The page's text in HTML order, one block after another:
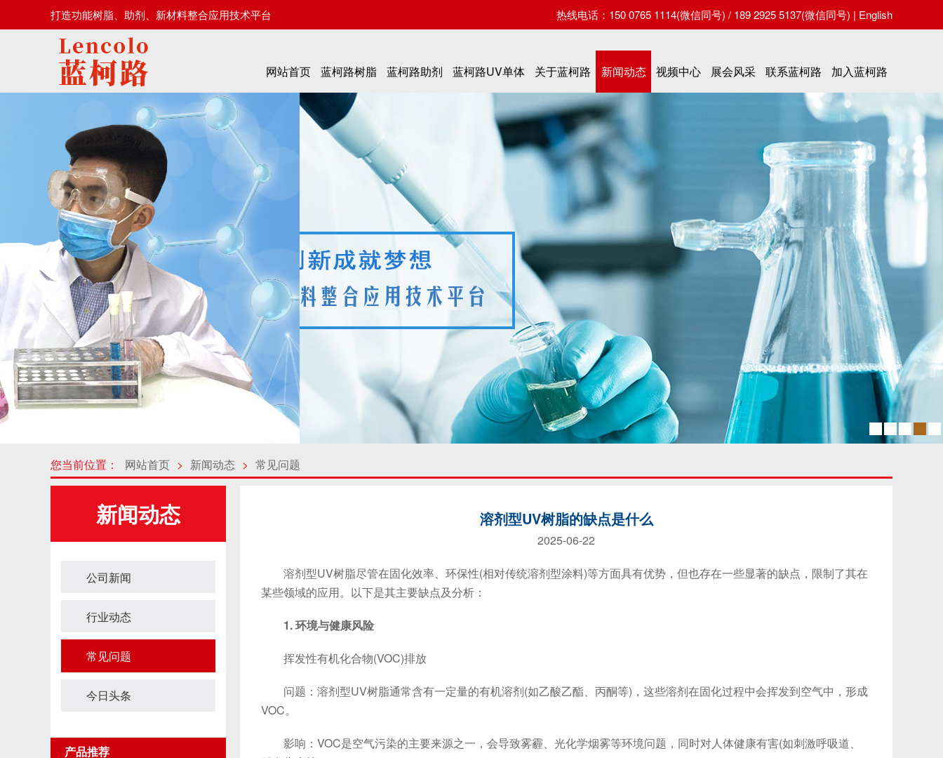
打造功能树脂、助剂、新材料整合应用技术平台 热线电话：150 0765 1114(微信同号) / 189 2925 5137(微信同号) | English
网站首页 蓝柯路树脂 蓝柯路助剂 蓝柯路UV单体 关于蓝柯路 新闻动态 视频中心 展会风采 联系蓝柯路 加入蓝柯路
您当前位置： 网站首页 > 新闻动态 > 常见问题
新闻动态
公司新闻
行业动态
常见问题
今日头条
产品推荐
溶剂型UV树脂的缺点是什么
2025-06-22
溶剂型UV树脂尽管在固化效率、环保性(相对传统溶剂型涂料)等方面具有优势，但也存在一些显著的缺点，限制了其在
某些领域的应用。以下是其主要缺点及分析：
1. 环境与健康风险
挥发性有机化合物(VOC)排放
问题：溶剂型UV树脂通常含有一定量的有机溶剂(如乙酸乙酯、丙酮等)，这些溶剂在固化过程中会挥发到空气中，形成
VOC。
影响：VOC是空气污染的主要来源之一，会导致雾霾、光化学烟雾等环境问题，同时对人体健康有害(如刺激呼吸道、